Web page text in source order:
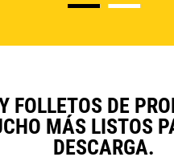
FOLLETOS DE
MÁS LISTOS
DESCARGA.